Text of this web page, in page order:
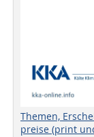
Themen,
preise (print